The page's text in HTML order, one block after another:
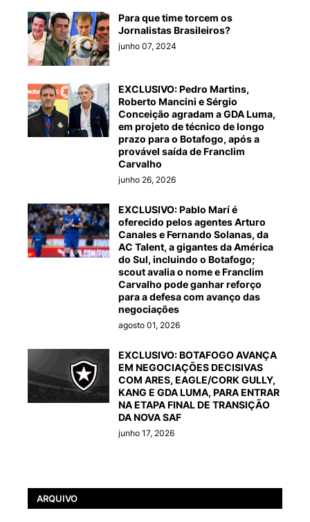
Para que time torcem os
Jornalistas Brasileiros?
junho 07, 2024
EXCLUSIVO: Pedro Martins,
Roberto Mancini e Sérgio
Conceição agradam a GDA Luma,
em projeto de técnico de longo
prazo para o Botafogo, após a
provável saída de Franclim
Carvalho
junho 26, 2026
EXCLUSIVO: Pablo Marí é
oferecido pelos agentes Arturo
Canales e Fernando Solanas, da
AC Talent, a gigantes da América
do Sul, incluindo o Botafogo;
scout avalia o nome e Franclim
Carvalho pode ganhar reforço
para a defesa com avanço das
negociações
agosto 01, 2026
EXCLUSIVO: BOTAFOGO AVANÇA
EM NEGOCIAÇÕES DECISIVAS
COM ARES, EAGLE/CORK GULLY,
KANG E GDA LUMA, PARA ENTRAR
NA ETAPA FINAL DE TRANSIÇÃO
DA NOVA SAF
junho 17, 2026
ARQUIVO